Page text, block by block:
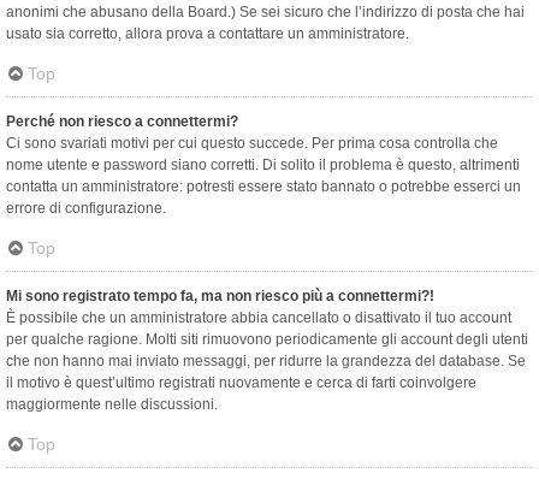
anonimi che abusano della Board.) Se sei sicuro che l’indirizzo di posta che hai
usato sia corretto, allora prova a contattare un amministratore.
Top
Perché non riesco a connettermi?
Ci sono svariati motivi per cui questo succede. Per prima cosa controlla che
nome utente e password siano corretti. Di solito il problema è questo, altrimenti
contatta un amministratore: potresti essere stato bannato o potrebbe esserci un
errore di configurazione.
Top
Mi sono registrato tempo fa, ma non riesco più a connettermi?!
È possibile che un amministratore abbia cancellato o disattivato il tuo account
per qualche ragione. Molti siti rimuovono periodicamente gli account degli utenti
che non hanno mai inviato messaggi, per ridurre la grandezza del database. Se
il motivo è quest’ultimo registrati nuovamente e cerca di farti coinvolgere
maggiormente nelle discussioni.
Top